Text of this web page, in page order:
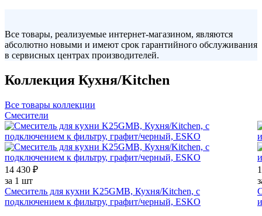
Все товары, реализуемые интернет-магазином, являются
абсолютно новыми и имеют срок гарантийного обслуживания
в сервисных центрах производителей.
Коллекция Кухня/Kitchen
Все товары коллекции
Смесители
14 430 ₽
за 1 шт
Смеситель для кухни K25GMB, Кухня/Kitchen, с
подключением к фильтру, графит/черный, ESKO